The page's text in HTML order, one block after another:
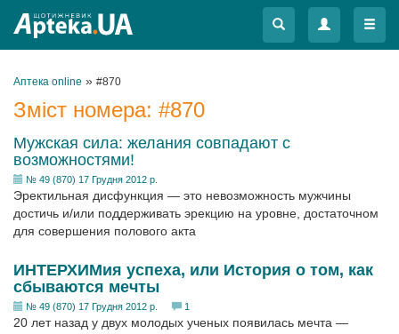
Меню
Меню
Аптека online » #870
Зміст номера: #870
Мужская сила: желания совпадают с
возможностями!
№ 49 (870) 17 Грудня 2012 р.
Эректильная дисфункция — это невозможность мужчины
достичь и/или поддерживать эрекцию на уровне, достаточном
для совершения полового акта
ИНТЕРХИМия успеха, или История о том, как
сбываются мечты
№ 49 (870) 17 Грудня 2012 р. 1
20 лет назад у двух молодых ученых появилась мечта —